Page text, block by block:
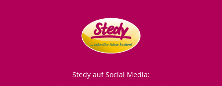
Stedy auf Social Media: